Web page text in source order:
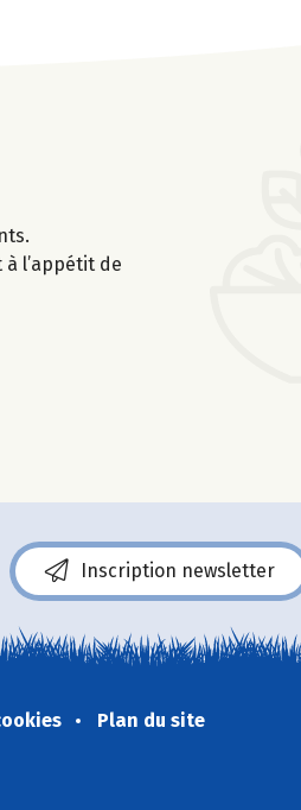
l’appétit de
Inscription newsletter
Plan du site